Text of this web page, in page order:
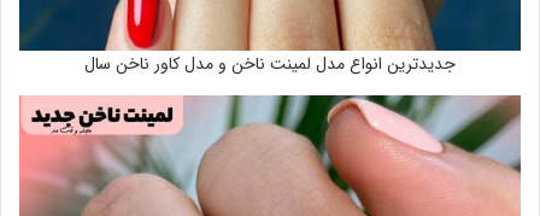
جدیدترین انواع مدل لمینت ناخن و مدل کاور ناخن سال